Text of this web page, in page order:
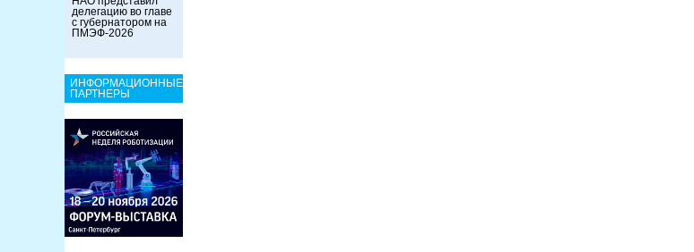
делегацию во главе
с губернатором на
ПМЭФ-2026
ИНФОРМАЦИОННЫЕ
ПАРТНЕРЫ